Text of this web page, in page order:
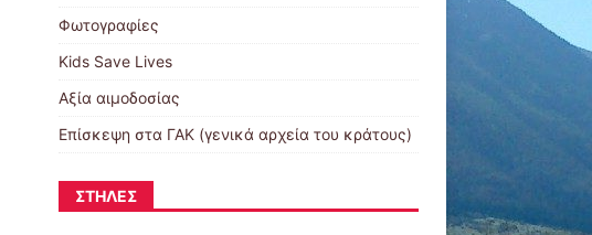
Φωτογραφίες
Kids Save Lives
Αξία αιμοδοσίας
Επίσκεψη στα ΓΑΚ (γενικά αρχεία του κράτους)
ΣΤΉΛΕΣ